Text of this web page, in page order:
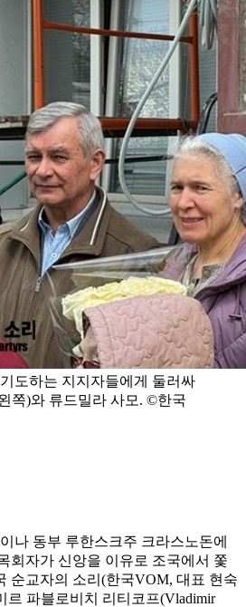
도하는 지지자들에게 둘러싸
쪽)와 류드밀라 사모. ©한국
나 동부 루한스크주 크라스노돈에
회자가 신앙을 이유로 조국에서 쫓
순교자의 소리(한국VOM, 대표 현숙
르 파블로비치 리티코프(Vladimir